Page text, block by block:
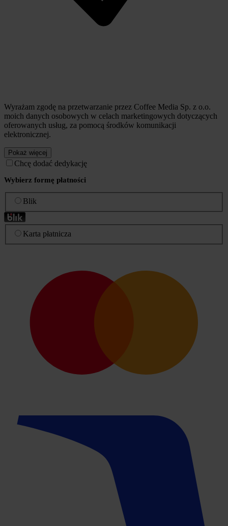
Wyrażam zgodę na przetwarzanie przez Coffee Media Sp. z o.o.
moich danych osobowych w celach marketingowych dotyczących
oferowanych usług, za pomocą środków komunikacji
elektronicznej.
Pokaż więcej
Chcę dodać dedykację
Wybierz formę płatności
Blik
Karta płatnicza